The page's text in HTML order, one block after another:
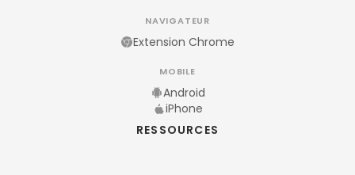
NAVIGATEUR
Extension Chrome
MOBILE
Android
iPhone
RESSOURCES